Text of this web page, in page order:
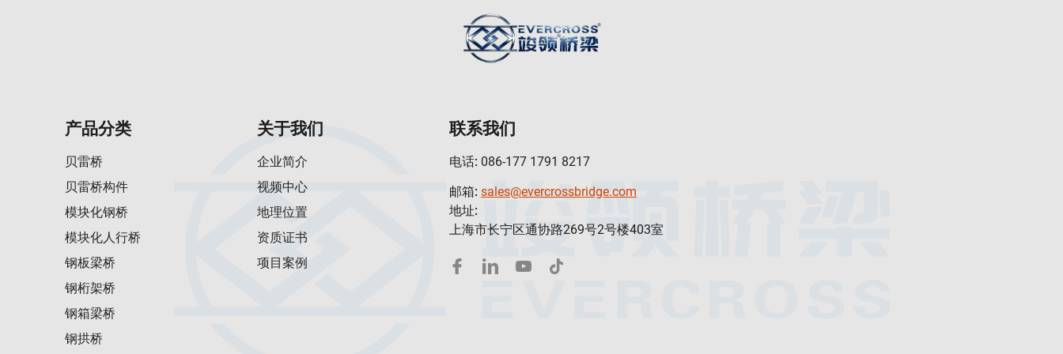
产品分类
贝雷桥
贝雷桥构件
模块化钢桥
模块化人行桥
钢板梁桥
钢桁架桥
钢箱梁桥
钢拱桥
关于我们
企业简介
视频中心
地理位置
资质证书
项目案例
联系我们
电话: 086-177 1791 8217
邮箱: sales@evercrossbridge.com
地址:
上海市长宁区通协路269号2号楼403室